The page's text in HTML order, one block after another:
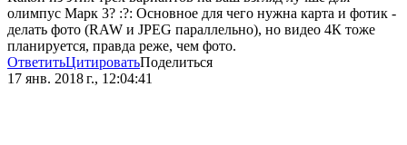
олимпус Марк 3? :?: Основное для чего нужна карта и фотик -
делать фото (RAW и JPEG параллельно), но видео 4К тоже
планируется, правда реже, чем фото.
ОтветитьЦитироватьПоделиться
17 янв. 2018 г., 12:04:41